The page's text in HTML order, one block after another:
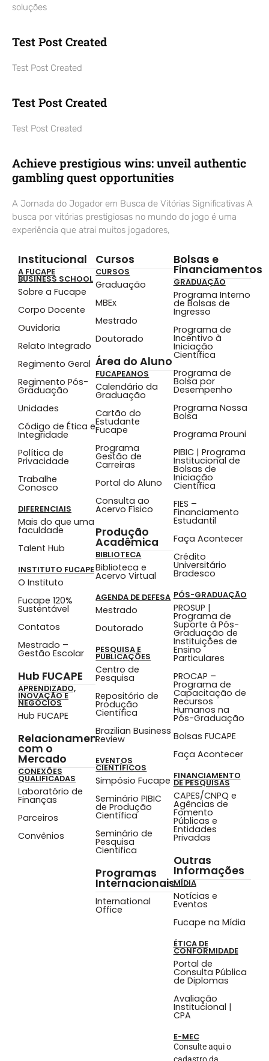
soluções
Test Post Created
Test Post Created
Test Post Created
Test Post Created
Achieve prestigious wins: unveil authentic
gambling quest opportunities
A Jornada do Jogador em Busca de Vitórias Significativas A
busca por vitórias prestigiosas no mundo do jogo é uma
experiência que atrai muitos jogadores,
Institucional
A FUCAPE
BUSINESS SCHOOL
Sobre a Fucape
Corpo Docente
Ouvidoria
Relato Integrado
Regimento Geral
Regimento Pós-
Graduação
Unidades
Código de Ética e
Integridade
Política de
Privacidade
Trabalhe
Conosco
DIFERENCIAIS
Mais do que uma
faculdade
Talent Hub
INSTITUTO FUCAPE
O Instituto
Fucape 120%
Sustentável
Contatos
Mestrado –
Gestão Escolar
Hub FUCAPE
APRENDIZADO,
INOVAÇÃO E
NEGÓCIOS
Hub FUCAPE
Relacionamento
com o
Mercado
CONEXÕES
QUALIFICADAS
Laboratório de
Finanças
Parceiros
Convênios
Cursos
CURSOS
Graduação
MBEx
Mestrado
Doutorado
Área do Aluno
FUCAPEANOS
Calendário da
Graduação
Cartão do
Estudante
Fucape
Programa
Gestão de
Carreiras
Portal do Aluno
Consulta ao
Acervo Físico
Produção
Acadêmica
BIBLIOTECA
Biblioteca e
Acervo Virtual
AGENDA DE DEFESA
Mestrado
Doutorado
PESQUISA E
PUBLICAÇÕES
Centro de
Pesquisa
Repositório de
Produção
Científica
Brazilian Business
Review
EVENTOS
CIENTÍFICOS
Simpósio Fucape
Seminário PIBIC
de Produção
Científica
Seminário de
Pesquisa
Cientifica
Programas
Internacionais
International
Office
Bolsas e
Financiamentos
GRADUAÇÃO
Programa Interno
de Bolsas de
Ingresso
Programa de
Incentivo à
Iniciação
Científica
Programa de
Bolsa por
Desempenho
Programa Nossa
Bolsa
Programa Prouni
PIBIC | Programa
Institucional de
Bolsas de
Iniciação
Científica
FIES –
Financiamento
Estudantil
Faça Acontecer
Crédito
Universitário
Bradesco
PÓS-GRADUAÇÃO
PROSUP |
Programa de
Suporte à Pós-
Graduação de
Instituições de
Ensino
Particulares
PROCAP –
Programa de
Capacitação de
Recursos
Humanos na
Pós-Graduação
Bolsas FUCAPE
Faça Acontecer
FINANCIAMENTO
DE PESQUISAS
CAPES/CNPQ e
Agências de
Fomento
Públicas e
Entidades
Privadas
Outras
Informações
MÍDIA
Notícias e
Eventos
Fucape na Mídia
ÉTICA DE
CONFORMIDADE
Portal de
Consulta Pública
de Diplomas
Avaliação
Institucional |
CPA
E-MEC
Consulte aqui o